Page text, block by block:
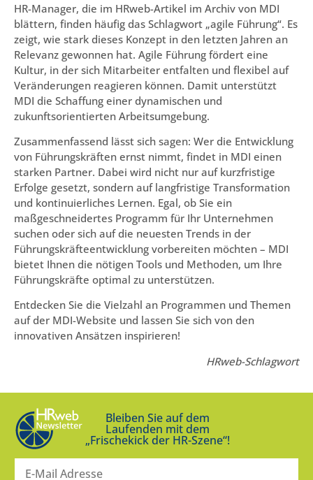
HR-Manager, die im HRweb-Artikel im Archiv von MDI
blättern, finden häufig das Schlagwort „agile Führung“. Es
zeigt, wie stark dieses Konzept in den letzten Jahren an
Relevanz gewonnen hat. Agile Führung fördert eine
Kultur, in der sich Mitarbeiter entfalten und flexibel auf
Veränderungen reagieren können. Damit unterstützt
MDI die Schaffung einer dynamischen und
zukunftsorientierten Arbeitsumgebung.
Zusammenfassend lässt sich sagen: Wer die Entwicklung
von Führungskräften ernst nimmt, findet in MDI einen
starken Partner. Dabei wird nicht nur auf kurzfristige
Erfolge gesetzt, sondern auf langfristige Transformation
und kontinuierliches Lernen. Egal, ob Sie ein
maßgeschneidertes Programm für Ihr Unternehmen
suchen oder sich auf die neuesten Trends in der
Führungskräfteentwicklung vorbereiten möchten – MDI
bietet Ihnen die nötigen Tools und Methoden, um Ihre
Führungskräfte optimal zu unterstützen.
Entdecken Sie die Vielzahl an Programmen und Themen
auf der MDI-Website und lassen Sie sich von den
innovativen Ansätzen inspirieren!
HRweb-Schlagwort
Bleiben Sie auf dem
Laufenden mit dem
„Frischekick der HR-Szene“!